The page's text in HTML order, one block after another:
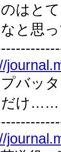
はと
と思っ
プバッ
だけ……